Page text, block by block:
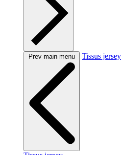
Prev main menu Tissus jersey